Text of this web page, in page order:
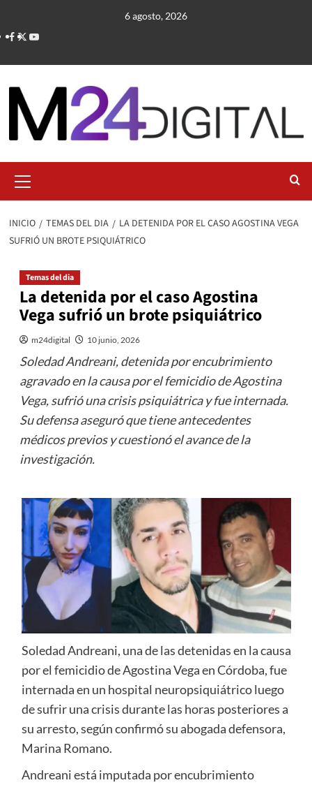
contenido
6 agosto, 2026
primario
INICIO TEMAS DEL DIA
LA DETENIDA POR EL CASO AGOSTINA VEGA
SUFRIÓ UN BROTE PSIQUIÁTRICO
Temas del dia
La detenida por el caso Agostina
Vega sufrió un brote psiquiátrico
m24digital 10 junio, 2026
Soledad Andreani, detenida por encubrimiento
agravado en la causa por el femicidio de Agostina
Vega, sufrió una crisis psiquiátrica y fue internada.
Su defensa aseguró que tiene antecedentes
médicos previos y cuestionó el avance de la
investigación.
Soledad Andreani, una de las detenidas en la causa
por el femicidio de Agostina Vega en Córdoba, fue
internada en un hospital neuropsiquiátrico luego
de sufrir una crisis durante las horas posteriores a
su arresto, según confirmó su abogada defensora,
Marina Romano.
Andreani está imputada por encubrimiento